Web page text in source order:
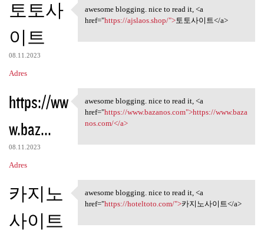
토토사
이트
08.11.2023
Adres
awesome blogging. nice to
awesome blogging. nice to read it, <a
href="https://ajslaos.shop/">토토사이트</a>
https://ww
w.baz...
08.11.2023
Adres
awesome blogging. nice to
awesome blogging. nice to read it, <a
href="https://www.bazanos.com">https://www.baza
nos.com/</a>
카지노
사이트
awesome blogging. nice to
awesome blogging. nice to read it, <a
href="https://hoteltoto.com/">카지노사이트</a>